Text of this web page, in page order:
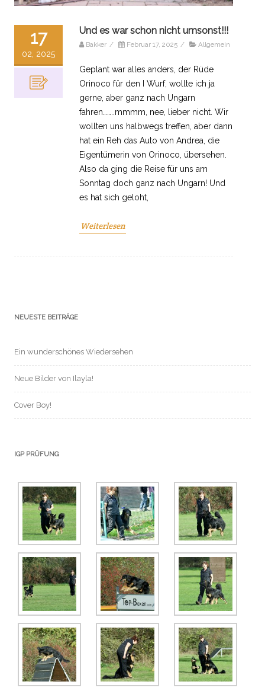
17
02, 2025
Und es war schon nicht umsonst!!!
Bakker / Februar 17, 2025 / Allgemein
Geplant war alles anders, der Rüde
Orinoco für den I Wurf, wollte ich ja
gerne, aber ganz nach Ungarn
fahren……..mmmm, nee, lieber nicht. Wir
wollten uns halbwegs treffen, aber dann
hat ein Reh das Auto von Andrea, die
Eigentümerin von Orinoco, übersehen.
Also da ging die Reise für uns am
Sonntag doch ganz nach Ungarn! Und
es hat sich geloht,
Weiterlesen
NEUESTE BEITRÄGE
Ein wunderschönes Wiedersehen
Neue Bilder von Ilayla!
Cover Boy!
IGP PRÜFUNG